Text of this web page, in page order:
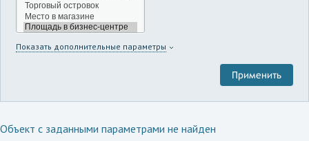
Показать дополнительные параметры
Объект с заданными параметрами не найден